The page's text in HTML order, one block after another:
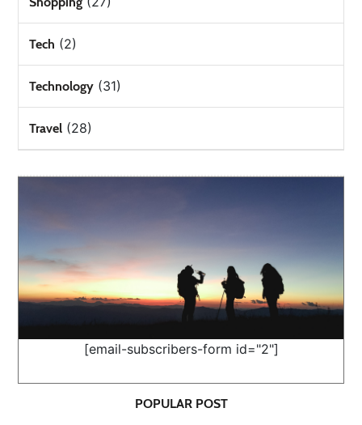
Tech (2)
Technology (31)
Travel (28)
[email-subscribers-form id="2"]
POPULAR POST